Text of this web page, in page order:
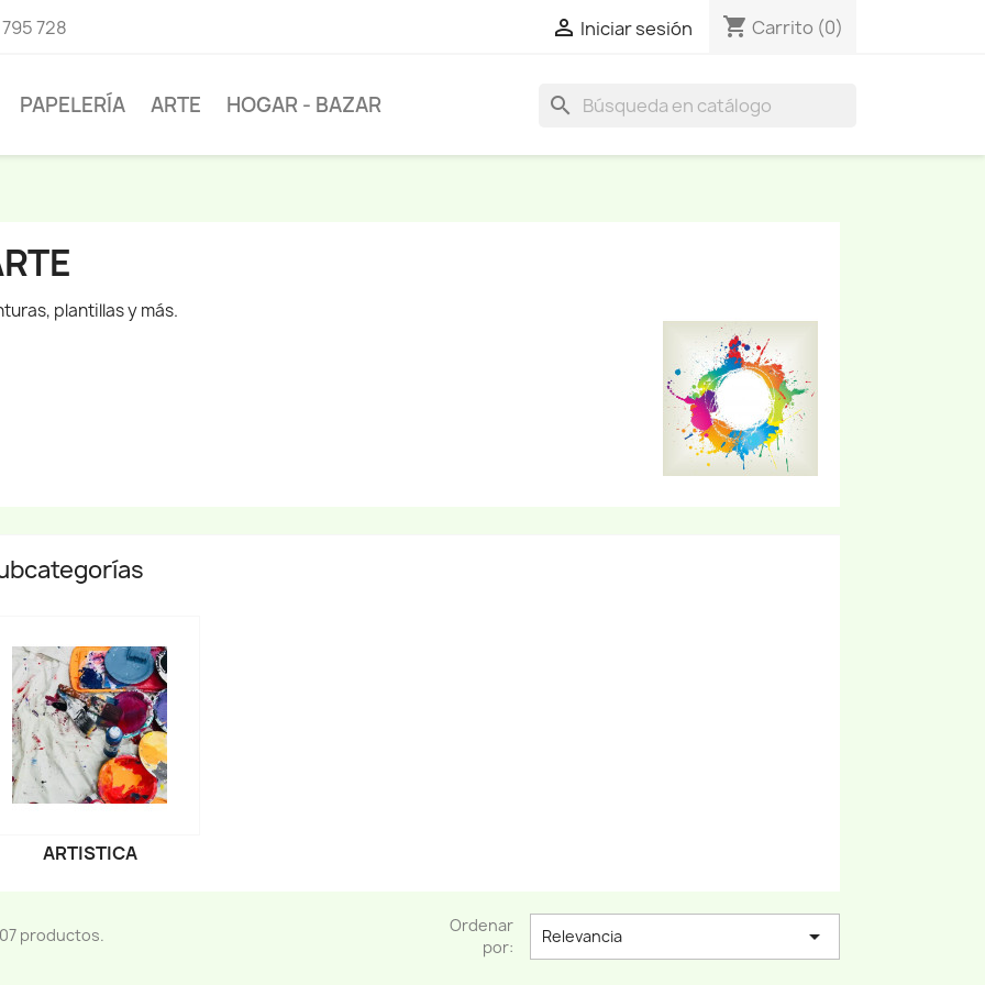
728  Iniciar sesión shopping_cart Carrito (0)
PAPELERÍA ARTE HOGAR - BAZAR search
plantillas y más.
ARTISTICA
productos.
Ordenar
por:
Relevancia 